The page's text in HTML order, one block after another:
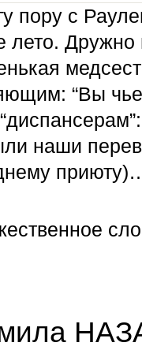
пору с
лето. Дружно
“Вы
наши